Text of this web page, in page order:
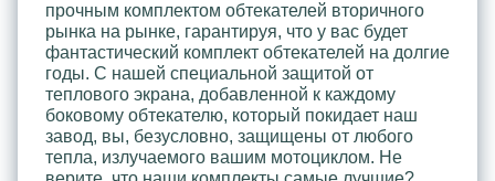
прочным комплектом обтекателей вторичного
рынка на рынке, гарантируя, что у вас будет
фантастический комплект обтекателей на долгие
годы. С нашей специальной защитой от
теплового экрана, добавленной к каждому
боковому обтекателю, который покидает наш
завод, вы, безусловно, защищены от любого
тепла, излучаемого вашим мотоциклом. Не